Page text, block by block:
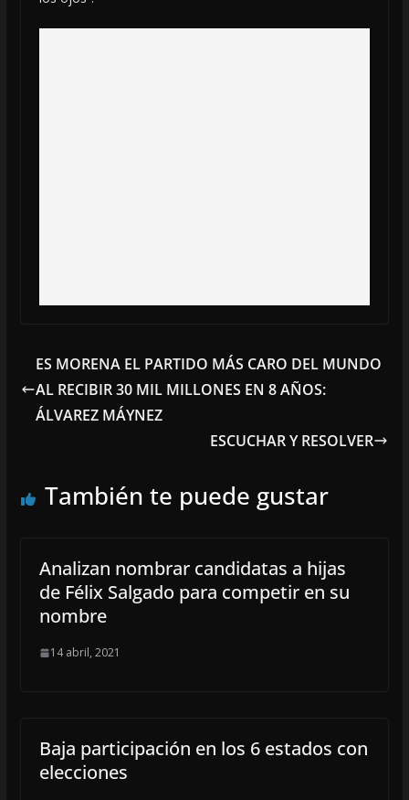
ES MORENA EL PARTIDO MÁS CARO DEL MUNDO
AL RECIBIR 30 MIL MILLONES EN 8 AÑOS:
ÁLVAREZ MÁYNEZ
ESCUCHAR Y RESOLVER
También te puede gustar
Analizan nombrar candidatas a hijas
de Félix Salgado para competir en su
nombre
14 abril, 2021
Baja participación en los 6 estados con
elecciones